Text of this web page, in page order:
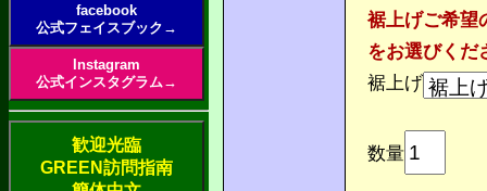
facebook
公式フェイスブック→
Instagram
公式インスタグラム→
歓迎光臨
GREEN訪問指南
裾上げご希望
をお選びくだ
裾上げ
数量